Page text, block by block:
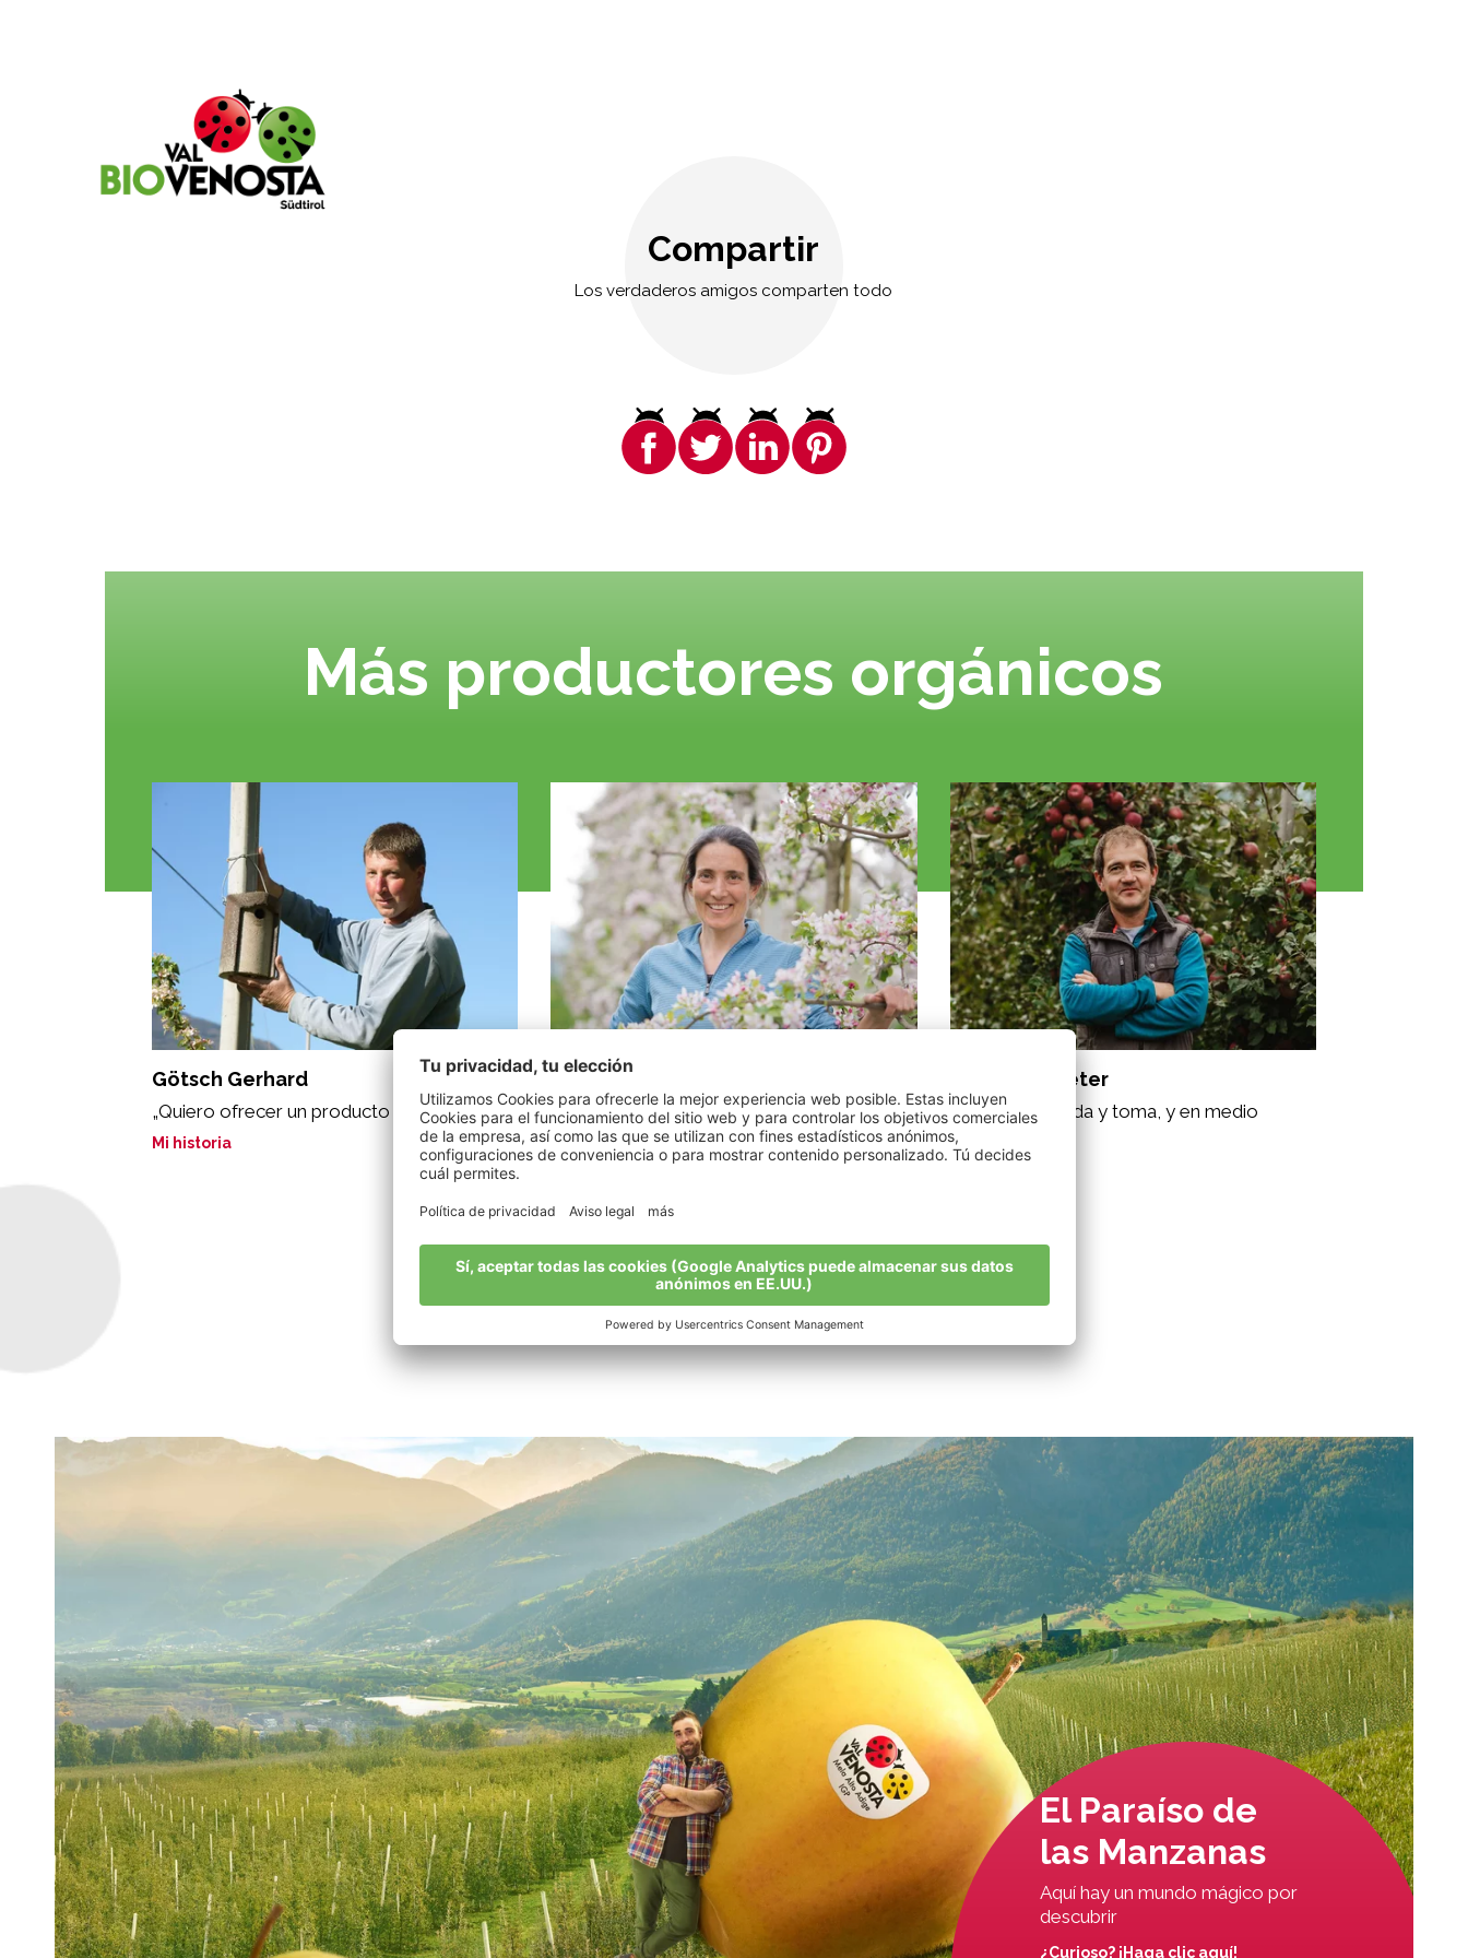
Compartir
Los verdaderos amigos comparten todo
Más productores orgánicos
Götsch Gerhard
„Quiero ofrecer un producto sano“
Mi historia
Fent Anna
"La idea de pasar al biológico nació en los
pupitres de la escuela."
Vidal Hanspeter
"La naturaleza da y toma, y en medio
estamos..."
Todos los agricultores biológicos de un vistazo
El Paraíso de
las Manzanas
Aquí hay un mundo mágico por
descubrir
¿Curioso? ¡Haga clic aquí!